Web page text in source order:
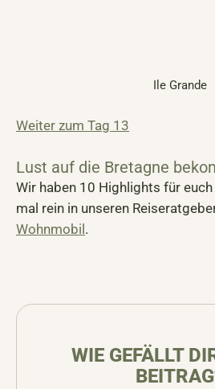
Ile Grande
Weiter zum Tag 13
Lust auf die Bretagne
Wir haben 10 Highlights für
mal rein in unseren
Wohnmobil .
WIE GEFÄLLT